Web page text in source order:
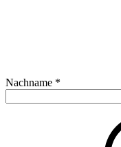
Nachname *